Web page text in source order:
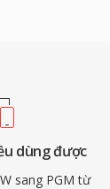
dùng được
sang PGM từ